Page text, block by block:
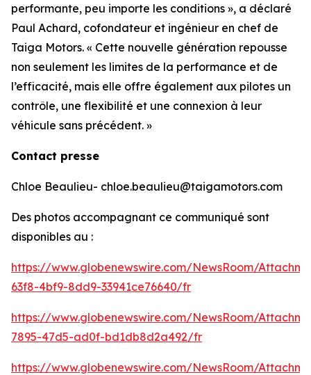
performante, peu importe les conditions », a déclaré
Paul Achard, cofondateur et ingénieur en chef de
Taiga Motors. « Cette nouvelle génération repousse
non seulement les limites de la performance et de
l’efficacité, mais elle offre également aux pilotes un
contrôle, une flexibilité et une connexion à leur
véhicule sans précédent. »
Contact presse
Chloe Beaulieu- chloe.beaulieu@taigamotors.com
Des photos accompagnant ce communiqué sont
disponibles au :
https://www.globenewswire.com/NewsRoom/
63f8-4bf9-8dd9-33941ce76640/fr
https://www.globenewswire.com/NewsRoom/
7895-47d5-ad0f-bd1db8d2a492/fr
https://www.globenewswire.com/NewsRoom/